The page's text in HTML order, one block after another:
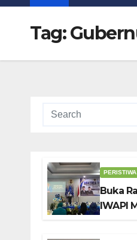
Tag:
PERISTIWA
Buka
IWAPI